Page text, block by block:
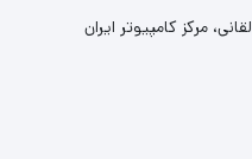
مرکز کامپیوتر ایران